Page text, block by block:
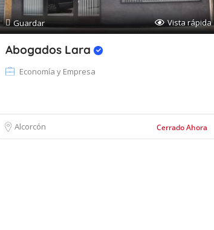
Guardar Vista rápida
Abogados Lara
Economía y Empresa
Alcorcón Cerrado Ahora